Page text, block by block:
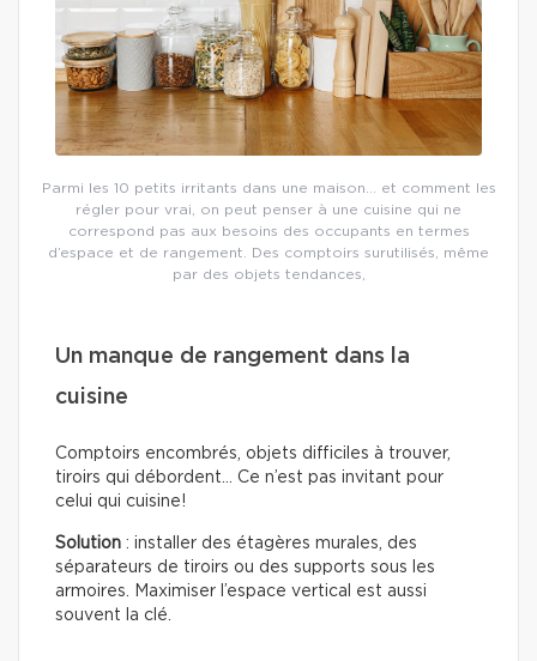
Parmi les 10 petits irritants dans une maison… et comment les
régler pour vrai, on peut penser à une cuisine qui ne
correspond pas aux besoins des occupants en termes
d’espace et de rangement. Des comptoirs surutilisés, même
par des objets tendances,
Un manque de rangement dans la
cuisine
Comptoirs encombrés, objets difficiles à trouver,
tiroirs qui débordent… Ce n’est pas invitant pour
celui qui cuisine!
Solution : installer des étagères murales, des
séparateurs de tiroirs ou des supports sous les
armoires. Maximiser l’espace vertical est aussi
souvent la clé.